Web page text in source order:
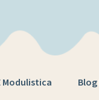
Modulistica